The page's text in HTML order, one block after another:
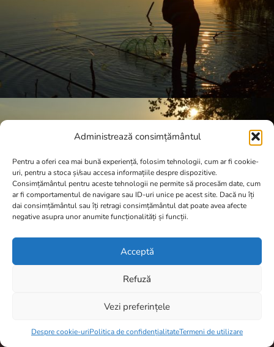
Administrează consimțământul
Pentru a oferi cea mai bună experiență, folosim tehnologii, cum ar fi cookie-
uri, pentru a stoca și/sau accesa informațiile despre dispozitive.
Consimțământul pentru aceste tehnologii ne permite să procesăm date, cum
ar fi comportamentul de navigare sau ID-uri unice pe acest site. Dacă nu îți
dai consimțământul sau îți retragi consimțământul dat poate avea afecte
negative asupra unor anumite funcționalități și funcții.
Acceptă
Refuză
Vezi preferințele
Despre cookie-uriPolitica de confidențialitateTermeni de utilizare
A.N.P.C.
0 items -0,00lei